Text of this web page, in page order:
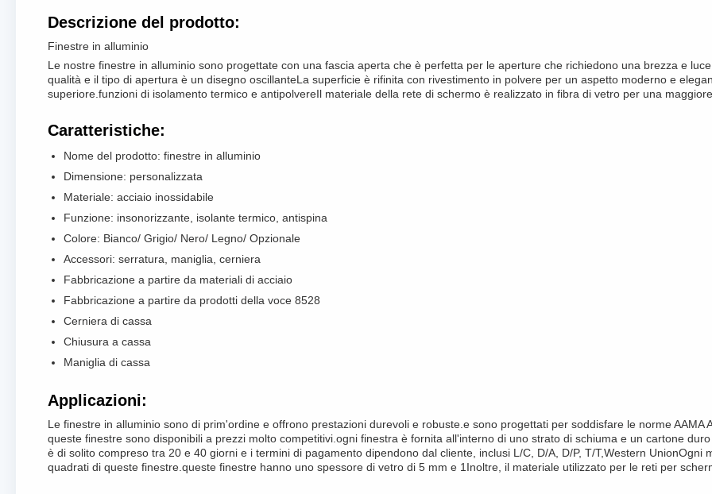
Descrizione del prodotto:
Finestre in alluminio
Le nostre finestre in alluminio sono progettate con una fascia aperta che è perfetta per le aperture che richiedono una brezza e
qualità e il tipo di apertura è un disegno oscillanteLa superficie è rifinita con rivestimento in polvere per un aspetto moderno e
superiore.funzioni di isolamento termico e antipolvereIl materiale della rete di schermo è realizzato in fibra di vetro per una
Caratteristiche:
Nome del prodotto: finestre in alluminio
Dimensione: personalizzata
Materiale: acciaio inossidabile
Funzione: insonorizzante, isolante termico, antispina
Colore: Bianco/ Grigio/ Nero/ Legno/ Opzionale
Accessori: serratura, maniglia, cerniera
Fabbricazione a partire da materiali di acciaio
Fabbricazione a partire da prodotti della voce 8528
Cerniera di cassa
Chiusura a cassa
Maniglia di cassa
Applicazioni:
Le finestre in alluminio sono di prim'ordine e offrono prestazioni durevoli e robuste.e sono progettati per soddisfare le norme
queste finestre sono disponibili a prezzi molto competitivi.ogni finestra è fornita all'interno di uno strato di schiuma e un cartone
è di solito compreso tra 20 e 40 giorni e i termini di pagamento dipendono dal cliente, inclusi L/C, D/A, D/P, T/T,Western
quadrati di queste finestre.queste finestre hanno uno spessore di vetro di 5 mm e 1Inoltre, il materiale utilizzato per le reti per